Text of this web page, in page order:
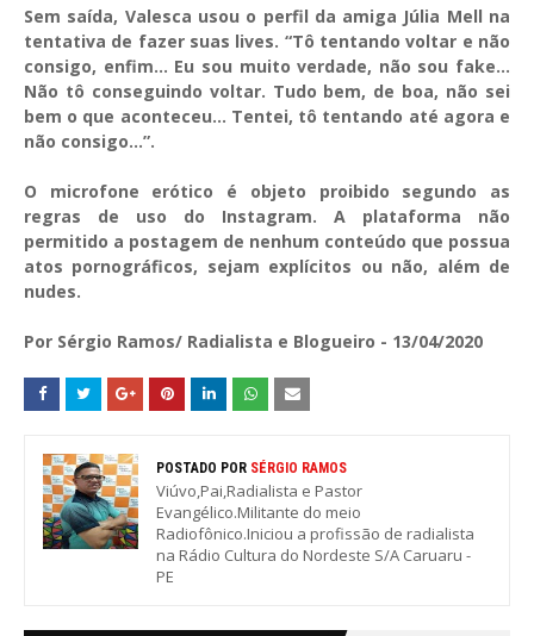
Sem saída, Valesca usou o perfil da amiga Júlia Mell na
tentativa de fazer suas lives. “Tô tentando voltar e não
consigo, enfim… Eu sou muito verdade, não sou fake…
Não tô conseguindo voltar. Tudo bem, de boa, não sei
bem o que aconteceu… Tentei, tô tentando até agora e
não consigo…”.
O microfone erótico é objeto proibido segundo as
regras de uso do Instagram. A plataforma não
permitido a postagem de nenhum conteúdo que possua
atos pornográficos, sejam explícitos ou não, além de
nudes.
Por Sérgio Ramos/ Radialista e Blogueiro - 13/04/2020
POSTADO POR SÉRGIO RAMOS
Viúvo,Pai,Radialista e Pastor
Evangélico.Militante do meio
Radiofônico.Iniciou a profissão de radialista
na Rádio Cultura do Nordeste S/A Caruaru -
PE